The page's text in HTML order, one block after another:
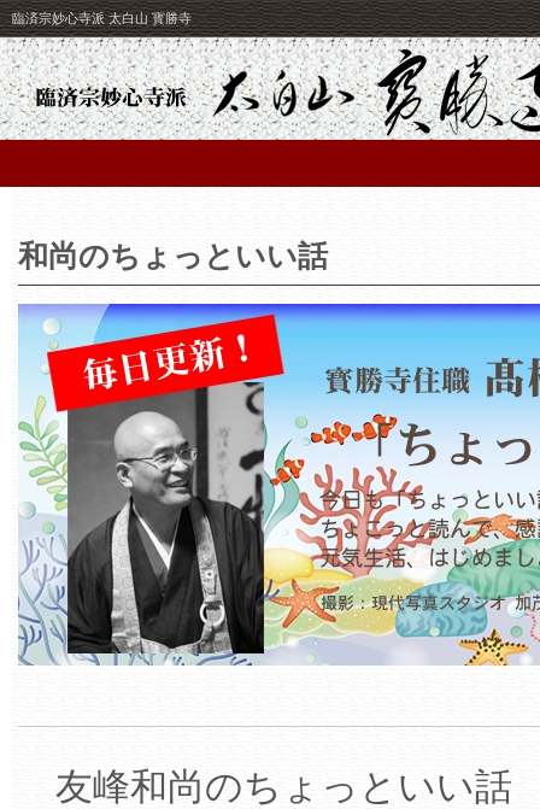
臨済宗妙心寺派 太白山 寳勝寺
和尚のちょっといい話
友峰和尚のちょっといい話